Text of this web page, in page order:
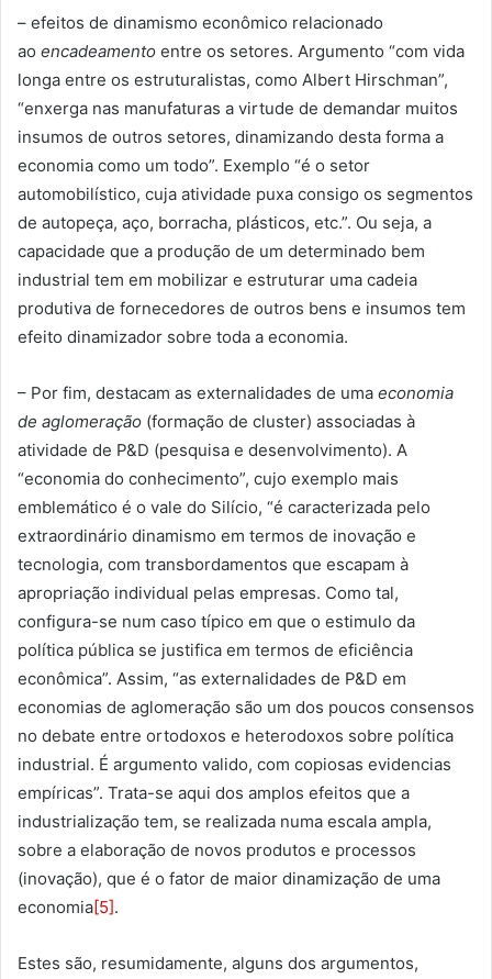
– efeitos de dinamismo econômico relacionado
ao encadeamento entre os setores. Argumento “com vida
longa entre os estruturalistas, como Albert Hirschman”,
“enxerga nas manufaturas a virtude de demandar muitos
insumos de outros setores, dinamizando desta forma a
economia como um todo”. Exemplo “é o setor
automobilístico, cuja atividade puxa consigo os segmentos
de autopeça, aço, borracha, plásticos, etc.”. Ou seja, a
capacidade que a produção de um determinado bem
industrial tem em mobilizar e estruturar uma cadeia
produtiva de fornecedores de outros bens e insumos tem
efeito dinamizador sobre toda a economia.
– Por fim, destacam as externalidades de uma economia
de aglomeração (formação de cluster) associadas à
atividade de P&D (pesquisa e desenvolvimento). A
“economia do conhecimento”, cujo exemplo mais
emblemático é o vale do Silício, “é caracterizada pelo
extraordinário dinamismo em termos de inovação e
tecnologia, com transbordamentos que escapam à
apropriação individual pelas empresas. Como tal,
configura-se num caso típico em que o estimulo da
política pública se justifica em termos de eficiência
econômica”. Assim, “as externalidades de P&D em
economias de aglomeração são um dos poucos consensos
no debate entre ortodoxos e heterodoxos sobre política
industrial. É argumento valido, com copiosas evidencias
empíricas”. Trata-se aqui dos amplos efeitos que a
industrialização tem, se realizada numa escala ampla,
sobre a elaboração de novos produtos e processos
(inovação), que é o fator de maior dinamização de uma
economia[5].
Estes são, resumidamente, alguns dos argumentos,